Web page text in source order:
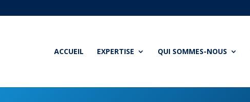
ACCUEIL EXPERTISE QUI SOMMES-NOUS